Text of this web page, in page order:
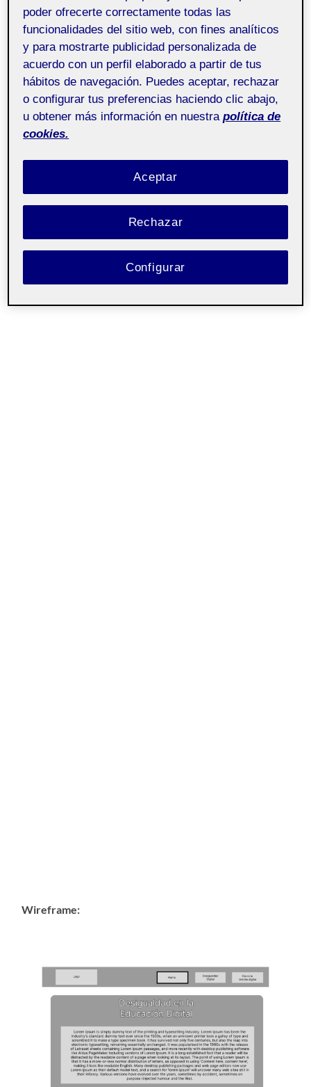
Este trabajo explora la problemática de la desigualdad
en el acceso a la educación digital, destacando cómo
afecta a comunidades vulnerables y proponiendo
soluciones accesibles e inclusivas. A través de un diseño
intuitivo y estructurado, presentamos las principales
ideas, soluciones prácticas y un enfoque colaborativo
para garantizar igualdad de oportunidades en la era
digital.
Wireframe:
poder ofrecerte correctamente todas las
funcionalidades del sitio web, con fines analíticos
y para mostrarte publicidad personalizada de
acuerdo con un perfil elaborado a partir de tus
hábitos de navegación. Puedes aceptar, rechazar
o configurar tus preferencias haciendo clic abajo,
u obtener más información en nuestra política de
cookies.
Rechazar
Aceptar
Configurar